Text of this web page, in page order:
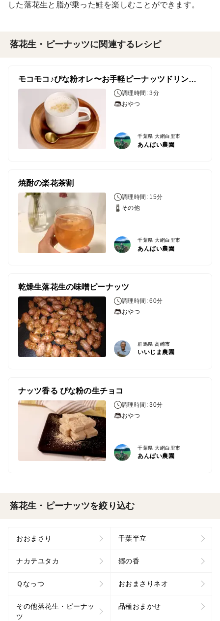
した落花生と脂が乗った鮭を楽しむことができます。
落花生・ピーナッツに関連するレシピ
モコモコ♪ぴな粉オレ〜お手軽ピーナッツドリンク〜
調理時間: 3分
おやつ
千葉県 大網白里市
あんばい農園
焼酎の楽花茶割
調理時間: 15分
その他
千葉県 大網白里市
あんばい農園
乾燥生落花生の味噌󠄀ピーナッツ
調理時間: 60分
おやつ
群馬県 高崎市
いいじま農園
ナッツ香る ぴな粉の生チョコ
調理時間: 30分
おやつ
千葉県 大網白里市
あんばい農園
落花生・ピーナッツを絞り込む
おおまさり 千葉半立
ナカテユタカ 郷の香
Ｑなっつ おおまさりネオ
その他落花生・ピーナッ
ツ
品種おまかせ